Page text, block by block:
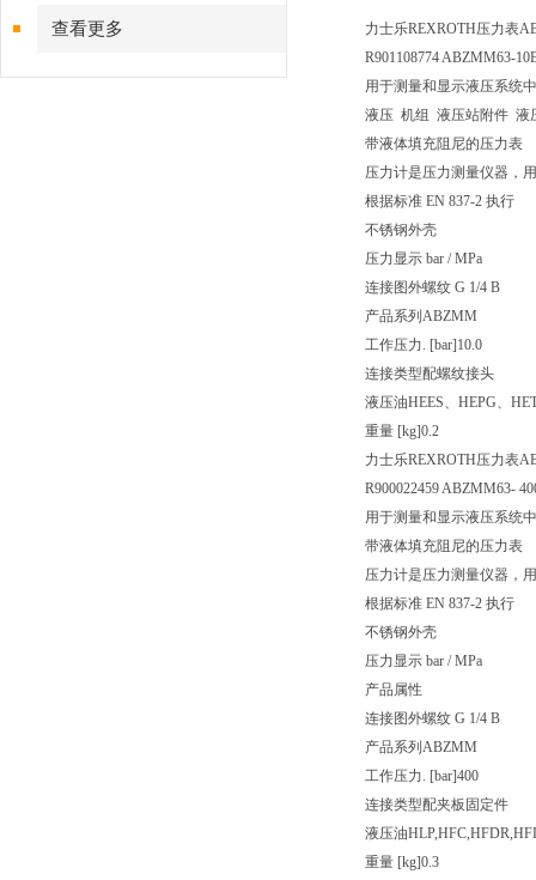
查看更多
力士乐REXROTH压力表
R901108774 ABZMM63-
用于测量和显示液压系统
液压 机组 液压站附件 液
带液体填充阻尼的压力表
压力计是压力测量仪器，
根据标准 EN 837-2 执行
不锈钢外壳
压力显示 bar / MPa
连接图外螺纹 G 1/4 B
产品系列 ABZMM
工作压力. [bar]10.0
连接类型配螺纹接头
液压油HEES、HEPG、
重量 [kg]0.2
力士乐REXROTH压力表
R900022459 ABZMM63-
用于测量和显示液压系统
带液体填充阻尼的压力表
压力计是压力测量仪器，
根据标准 EN 837-2 执行
不锈钢外壳
压力显示 bar / MPa
产品属性
连接图外螺纹 G 1/4 B
产品系列 ABZMM
工作压力. [bar]400
连接类型配夹板固定件
液压油
重量 [kg]0.3